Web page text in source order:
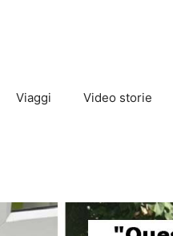
Viaggi Video storie